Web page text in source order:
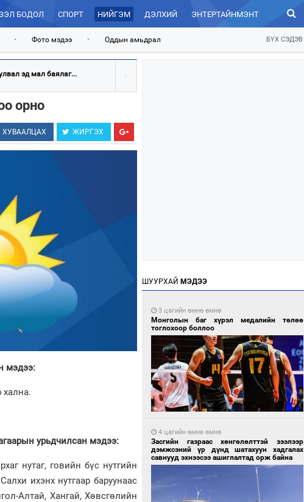
БОДОЛ СПОРТ НИЙГЭМ ДЭЛХИЙ ЭНТЕРТАЙНМЭНТ ЗУРХАЙ
• Фото мэдээ • Оддын амьдрал БҮХ СЭДЭВ
эд мал баялаг...
орно
ХУВААЛЦАХ ЖИРГЭХ
мэдээ:
хална.
урьдчилсан мэдээ:
нутаг, говийн бүс нутгийн
ихэнх нутгаар баруунаас
Алтай, Хангай, Хөвсгөлийн
ШУУРХАЙ МЭДЭЭ
3 цагийн өмнө өмнө
Монголын баг хүрэл медалийн төлөө
тоглохоор боллоо
4 цагийн өмнө өмнө
Засгийн газраас хөнгөлөлттэй зээлээр
дэмжсэний үр дүнд шатахуун хадгалах
савнууд эхнээсээ ашиглалтад орж байна